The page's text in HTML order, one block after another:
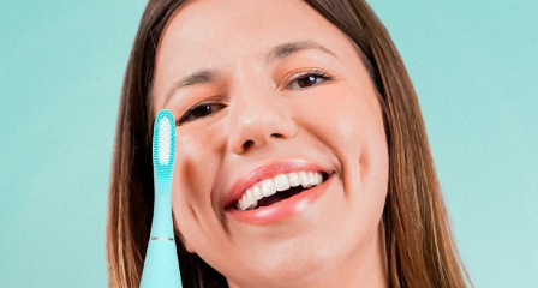
Profil de l'utilisateur
Mes appareils
Mes commandes
Mes adresses
Mes abonnements
FAQ™ Pure Beauty-Tech Elixir
BREAKING NEWS
issa™ Teeth Whitening Set
Deutsch
Español
Français
Italiano
Português
Svenska
Русский
简体中文 繁體中文